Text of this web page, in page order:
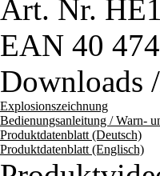
Art. Nr.
EAN 40
Downloads
Explosionszeichnung
Bedienungsanleitung / Warn-
Produktdatenblatt (Deutsch)
Produktdatenblatt (Englisch)